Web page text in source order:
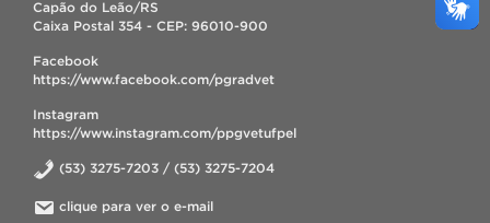
Capão do Leão/RS
Caixa Postal 354 - CEP: 96010-900
Facebook
https://www.facebook.com/pgradvet
Instagram
https://www.instagram.com/ppgvetufpel
(53) 3275-7203 / (53) 3275-7204
clique para ver o e-mail